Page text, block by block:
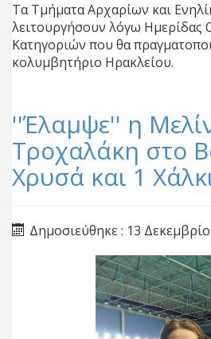
Τα Τμήματα Αρχαρίων και
λειτουργήσουν λόγω Ημερίδας
Κατηγοριών που θα
κολυμβητήριο Ηρακλείου.
''Έλαμψε'' η
Τροχαλάκη στο
Χρυσά και 1
Δημοσιεύθηκε : 13